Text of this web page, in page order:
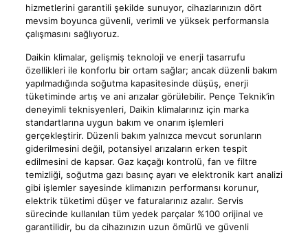
hizmetlerini garantili şekilde sunuyor, cihazlarınızın dört
mevsim boyunca güvenli, verimli ve yüksek performansla
çalışmasını sağlıyoruz.
Daikin klimalar, gelişmiş teknoloji ve enerji tasarrufu
özellikleri ile konforlu bir ortam sağlar; ancak düzenli bakım
yapılmadığında soğutma kapasitesinde düşüş, enerji
tüketiminde artış ve ani arızalar görülebilir. Pençe Teknik’in
deneyimli teknisyenleri, Daikin klimalarınız için marka
standartlarına uygun bakım ve onarım işlemleri
gerçekleştirir. Düzenli bakım yalnızca mevcut sorunların
giderilmesini değil, potansiyel arızaların erken tespit
edilmesini de kapsar. Gaz kaçağı kontrolü, fan ve filtre
temizliği, soğutma gazı basınç ayarı ve elektronik kart analizi
gibi işlemler sayesinde klimanızın performansı korunur,
elektrik tüketimi düşer ve faturalarınız azalır. Servis
sürecinde kullanılan tüm yedek parçalar %100 orijinal ve
garantilidir, bu da cihazınızın uzun ömürlü ve güvenli